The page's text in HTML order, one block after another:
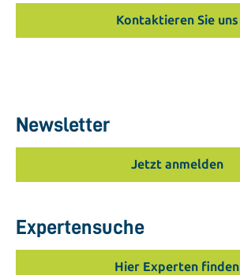
Kontaktieren Sie uns
Newsletter
Jetzt anmelden
Expertensuche
Hier Experten finden